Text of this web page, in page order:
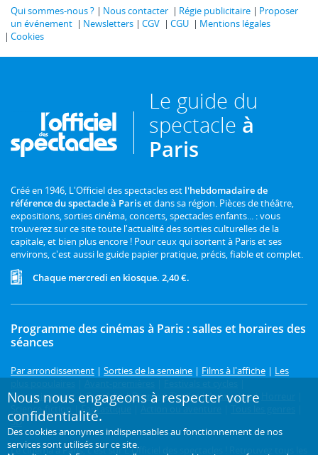
Qui sommes-nous ? Nous contacter Régie publicitaire
Proposer
un événement
Newsletters CGV CGU
Mentions légales
Cookies
Le guide du
spectacle à
Paris
Créé en 1946, L'Officiel des spectacles est l'hebdomadaire de
référence du spectacle à Pariset dans sa région. Pièces de théâtre,
expositions, sorties cinéma, concerts, spectacles enfants... : vous
trouverez sur ce site toute l'actualité des sorties culturelles de la
capitale, et bien plus encore ! Pour ceux qui sortent à Paris et ses
environs, c'est aussi le guide papier pratique, précis, fiable et complet.
Chaque mercredi en kiosque. 2,40 €.
Programme des cinémas à Paris : salles et horaires des
séances
Par arrondissement | Sorties de la semaine | Films à l'affiche | Les
Prochainement |Comédie|Drame |Thriller|Animation|
Science-fiction
|Fantastique Action ou aventure
3D
Le cinéma à Paris, c'est sur L'Officiel des spectacles ! Retrouvez tous les
Nous nous engageons à respecter votre
confidentialité.
Des cookies anonymes indispensables au fonctionnement de nos
services sont utilisés sur ce site.